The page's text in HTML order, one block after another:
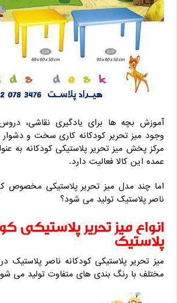
آموزش بچه ها برای یادگیری نقاشی،
وجود میز تحریر کودکانه کاری سخت و
مرکز پخش میز تحریر پلاستیکی کودکانه به
عمده این کالا فعالیت دارد.
اما چند مدل میز تحریر پلاستیکی مخصوص
ناصر پلاستیک تولید می شود؟
انواع میز تحریر پلاستیکی
پلاستیک
میز تحریر پلاستیکی کودکانه ناصر
مختلف با رنگ بندی های متفاوت تولید می